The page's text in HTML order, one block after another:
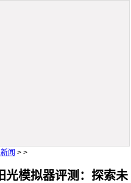
闻 > >
模拟器评测：探索未